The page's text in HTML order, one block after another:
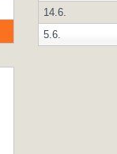
14.6.
5.6.